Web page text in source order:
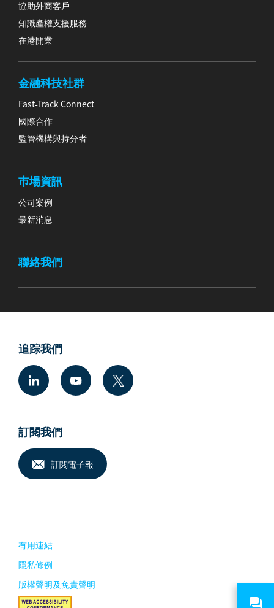
協助外商客戶
知識產權支援服務
在港開業
金融科技社群
Fast-Track Connect
國際合作
監管機構與持分者
巿場資訊
公司案例
最新消息
聯絡我們
追踪我們
訂閱我們
訂閱電子報
有用連結
隱私條例
版權聲明及免責聲明